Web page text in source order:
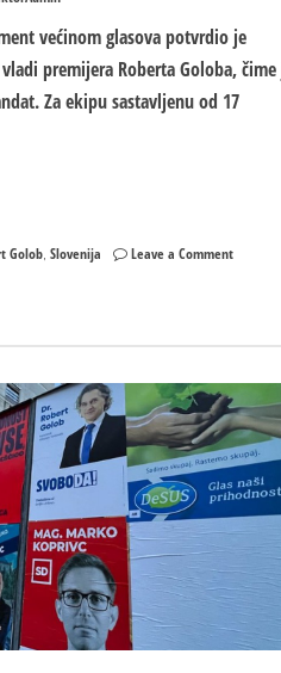
većinom glasova potvrdio je
premijera Roberta Goloba, čime
Za ekipu sastavljenu od 17
Golob,Slovenija Leave a Commenton